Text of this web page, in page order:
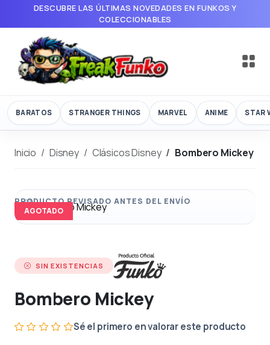
DESCUBRE LAS ÚLTIMAS NOVEDADES EN FUNKOS Y
COLECCIONABLES
BARATOS STRANGER THINGS MARVEL ANIME STAR
Inicio Disney Clásicos Disney Bombero Mickey
AGOTADO
SIN EXISTENCIAS
Bombero Mickey
Sé el primero en valorar este producto